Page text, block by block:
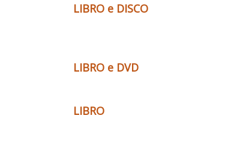
LIBRO e DISCO
LIBRO e DVD
LIBRO